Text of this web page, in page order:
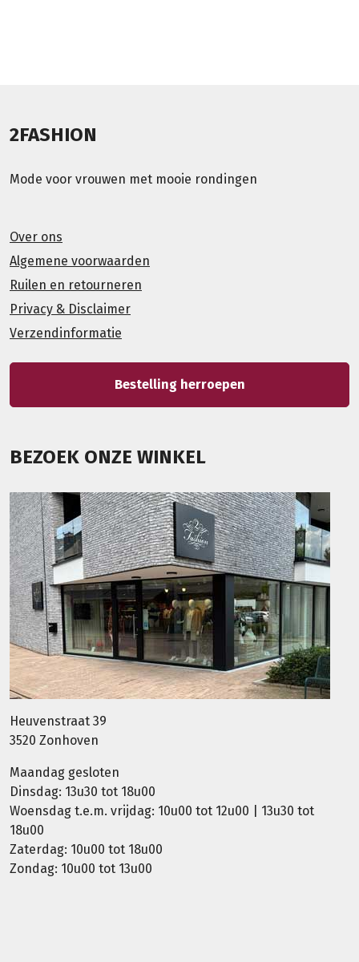
2FASHION
Mode voor vrouwen met mooie rondingen
Over ons
Algemene voorwaarden
Ruilen en retourneren
Privacy & Disclaimer
Verzendinformatie
Bestelling herroepen
BEZOEK ONZE WINKEL
Heuvenstraat 39
3520 Zonhoven
Maandag gesloten
Dinsdag: 13u30 tot 18u00
Woensdag t.e.m. vrijdag: 10u00 tot 12u00 | 13u30 tot
18u00
Zaterdag: 10u00 tot 18u00
Zondag: 10u00 tot 13u00